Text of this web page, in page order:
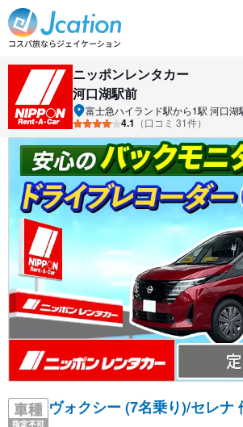
ニッポンレンタカー
河口湖駅前
富士急ハイランド駅から1駅 河口湖
4.1 （口コミ 31件）
ヴォクシー (7名乗り)/セレナ